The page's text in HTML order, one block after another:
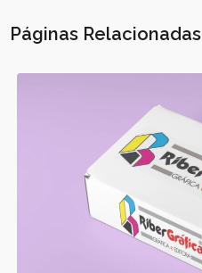
Páginas Relacionadas